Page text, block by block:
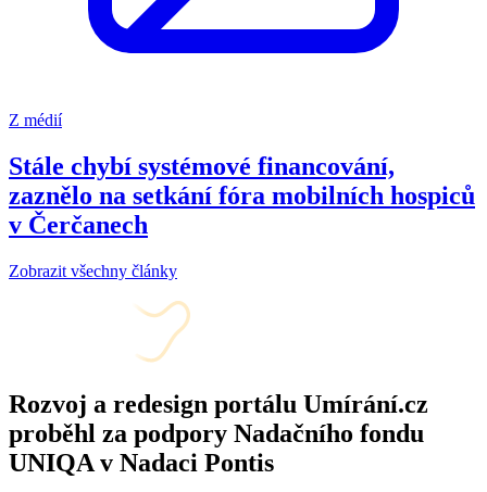
Z médií
Stále chybí systémové financování,
zaznělo na setkání fóra mobilních hospiců
v Čerčanech
Zobrazit všechny články
Rozvoj a redesign portálu Umírání.cz
proběhl za podpory Nadačního fondu
UNIQA v Nadaci Pontis